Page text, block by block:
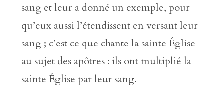
sang et leur a donné un exemple, pour
qu’eux aussi l’étendissent en versant leur
sang ; c’est ce que chante la sainte Église
au sujet des apôtres : ils ont multiplié la
sainte Église par leur sang.